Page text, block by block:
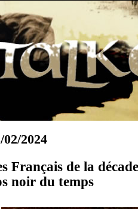
02/2024
Français de la
noir du temps